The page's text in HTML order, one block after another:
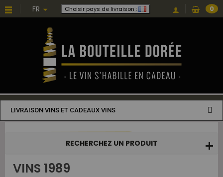
FR Choisir pays de livraison : 0
LIVRAISON VINS ET CADEAUX VINS
RECHERCHEZ UN PRODUIT
VINS 1989
Choisissez une valeur...